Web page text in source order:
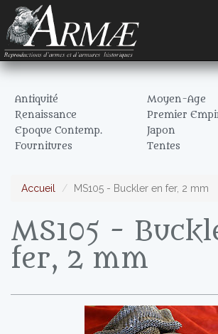
Antiquité
Moyen-Age
Renaissance
Premier
Epoque Contemp.
Japon
Fournitures
Tentes
Accueil MS105 - Buckler en fer, 2 mm
MS105 -
fer, 2 mm